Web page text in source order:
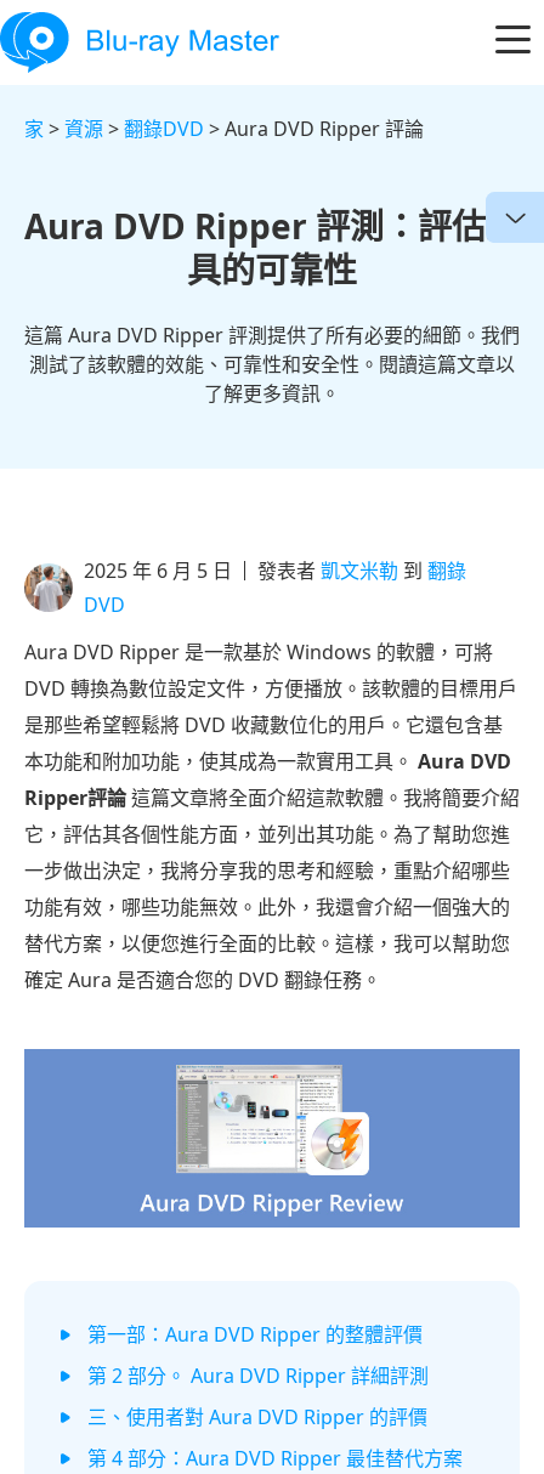
家 >資源>翻錄DVD > Aura DVD Ripper 評論
Aura DVD Ripper 評測：評估工
具的可靠性
這篇 Aura DVD Ripper 評測提供了所有必要的細節。我們
測試了該軟體的效能、可靠性和安全性。閱讀這篇文章以
了解更多資訊。
2025 年 6 月 5 日 發表者凱文米勒 到 翻錄
DVD
Aura DVD Ripper 是一款基於 Windows 的軟體，可將
DVD 轉換為數位設定文件，方便播放。該軟體的目標用戶
是那些希望輕鬆將 DVD 收藏數位化的用戶。它還包含基
本功能和附加功能，使其成為一款實用工具。 Aura DVD
Ripper評論這篇文章將全面介紹這款軟體。我將簡要介紹
它，評估其各個性能方面，並列出其功能。為了幫助您進
一步做出決定，我將分享我的思考和經驗，重點介紹哪些
功能有效，哪些功能無效。此外，我還會介紹一個強大的
替代方案，以便您進行全面的比較。這樣，我可以幫助您
確定 Aura 是否適合您的 DVD 翻錄任務。
第一部：Aura DVD Ripper 的整體評價
第 2 部分。 Aura DVD Ripper 詳細評測
三、使用者對 Aura DVD Ripper 的評價
第 4 部分：Aura DVD Ripper 最佳替代方案